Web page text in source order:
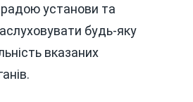
установи та
будь-яку
вказаних